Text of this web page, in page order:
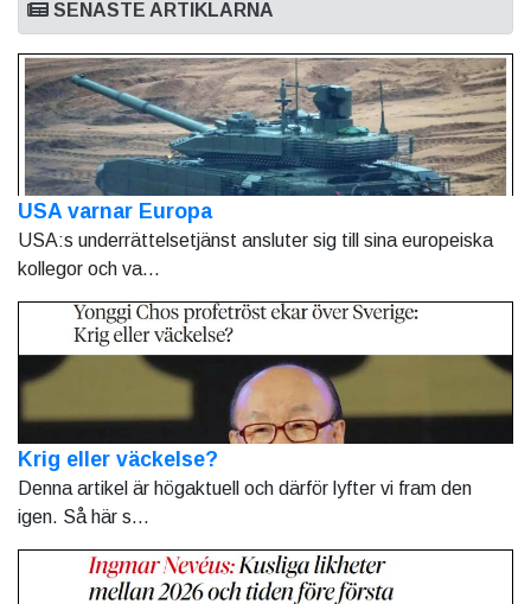
SENASTE ARTIKLARNA
USA varnar Europa
USA:s underrättelsetjänst ansluter sig till sina europeiska
kollegor och va...
Krig eller väckelse?
Denna artikel är högaktuell och därför lyfter vi fram den
igen. Så här s...